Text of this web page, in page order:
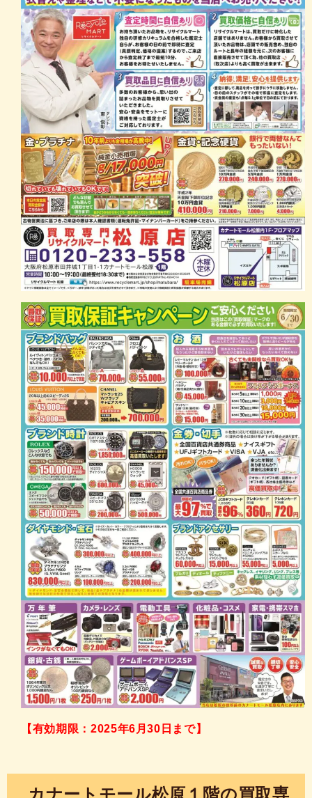
【有効期限：2025年6月30日まで】
カナートモール松原１階の買取専